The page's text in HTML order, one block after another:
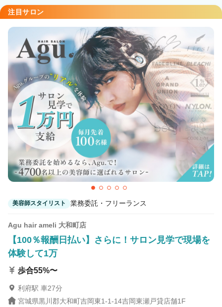
業務委託・フリーランス 紹介・派遣
詳細条件
詳細条件を変更
この条件の求人数4件
検索する
注目サロン
美容師スタイリスト 業務委託・フリーランス
Agu hair ameli 大和町店
【100％報酬日払い】さらに！サロン見学で現場を
体験して1万
歩合55%〜
利府駅 車27分
宮城県黒川郡大和町吉岡東1-1-14吉岡東瀬戸貸店舗1F